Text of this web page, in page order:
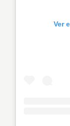
Ver